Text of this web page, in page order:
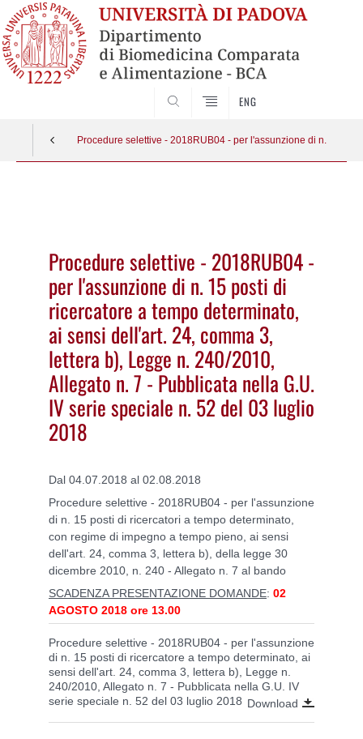
ENG
Procedure selettive - 2018RUB04 - per l'assunzione di n. 15
Procedure selettive - 2018RUB04 -
per l'assunzione di n. 15 posti di
ricercatore a tempo determinato,
ai sensi dell'art. 24, comma 3,
lettera b), Legge n. 240/2010,
Allegato n. 7 - Pubblicata nella G.U.
IV serie speciale n. 52 del 03 luglio
2018
Dal 04.07.2018 al 02.08.2018
Procedure selettive - 2018RUB04 - per l'assunzione
di n. 15 posti di ricercatori a tempo determinato,
con regime di impegno a tempo pieno, ai sensi
dell'art. 24, comma 3, lettera b), della legge 30
dicembre 2010, n. 240 - Allegato n. 7 al bando
SCADENZA PRESENTAZIONE DOMANDE: 02
AGOSTO 2018 ore 13.00
Procedure selettive - 2018RUB04 - per l'assunzione
di n. 15 posti di ricercatore a tempo determinato, ai
sensi dell'art. 24, comma 3, lettera b), Legge n.
240/2010, Allegato n. 7 - Pubblicata nella G.U. IV
serie speciale n. 52 del 03 luglio 2018 Download